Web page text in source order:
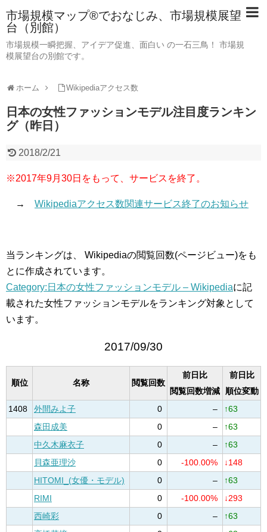
市場規模マップ®でおなじみ、市場規模展望
台（別館）
市場規模一瞬把握、アイデア促進、面白い の一石三鳥！ 市場規
模展望台の別館です。
ホーム Wikipediaアクセス数
日本の女性ファッションモデル注目度ランキン
グ（昨日）
2018/2/21
※2017年9月30日をもって、サービスを終了。
→ Wikipediaアクセス数関連サービス終了のお知らせ
当ランキングは、 Wikipediaの閲覧回数(ページビュー)をも
とに作成されています。
Category:日本の女性ファッションモデル – Wikipediaに記
載された女性ファッションモデルをランキング対象として
います。
2017/09/30
順位 名称 閲覧回数
前日比
閲覧回数増減
前日比
順位変動
1408
外間みよ子 0 –
↑63
森田成美
0 –
↑63
中久木麻衣子
0 –
↑63
貝森亜理沙
0 -100.00%
↓148
HITOMI_(女優・モデル)
0 –
↑63
RIMI
0 -100.00%
↓293
西崎彩
0 –
↑63